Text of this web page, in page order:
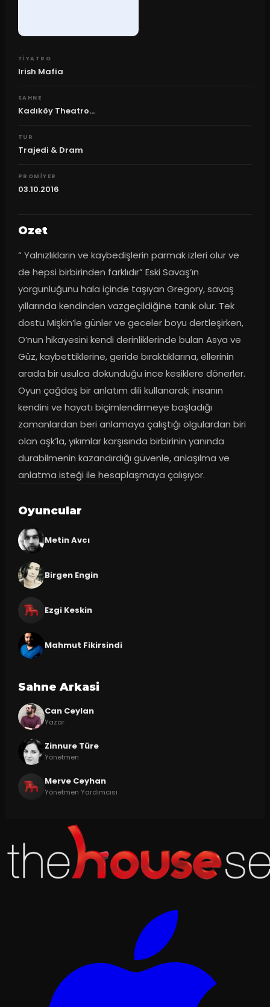
TIYATRO
Irish Mafia
SAHNE
Kadıköy Theatro...
TUR
Trajedi & Dram
PROMIYER
03.10.2016
Ozet
“ Yalnızlıkların ve kaybedişlerin parmak izleri olur ve
de hepsi birbirinden farklıdır” Eski Savaş’ın
yorgunluğunu hala içinde taşıyan Gregory, savaş
yıllarında kendinden vazgeçildiğine tanık olur. Tek
dostu Mişkin’le günler ve geceler boyu dertleşirken,
O’nun hikayesini kendi derinliklerinde bulan Asya ve
Güz, kaybettiklerine, geride bıraktıklarına, ellerinin
arada bir usulca dokunduğu ince kesiklere dönerler.
Oyun çağdaş bir anlatım dili kullanarak; insanın
kendini ve hayatı biçimlendirmeye başladığı
zamanlardan beri anlamaya çalıştığı olgulardan biri
olan aşk’la, yıkımlar karşısında birbirinin yanında
durabilmenin kazandırdığı güvenle, anlaşılma ve
anlatma isteği ile hesaplaşmaya çalışıyor.
Oyuncular
Metin Avcı
Birgen Engin
Ezgi Keskin
Mahmut Fikirsindi
Sahne Arkasi
Can Ceylan
Yazar
Zinnure Türe
Yönetmen
Merve Ceyhan
Yönetmen Yardımcısı